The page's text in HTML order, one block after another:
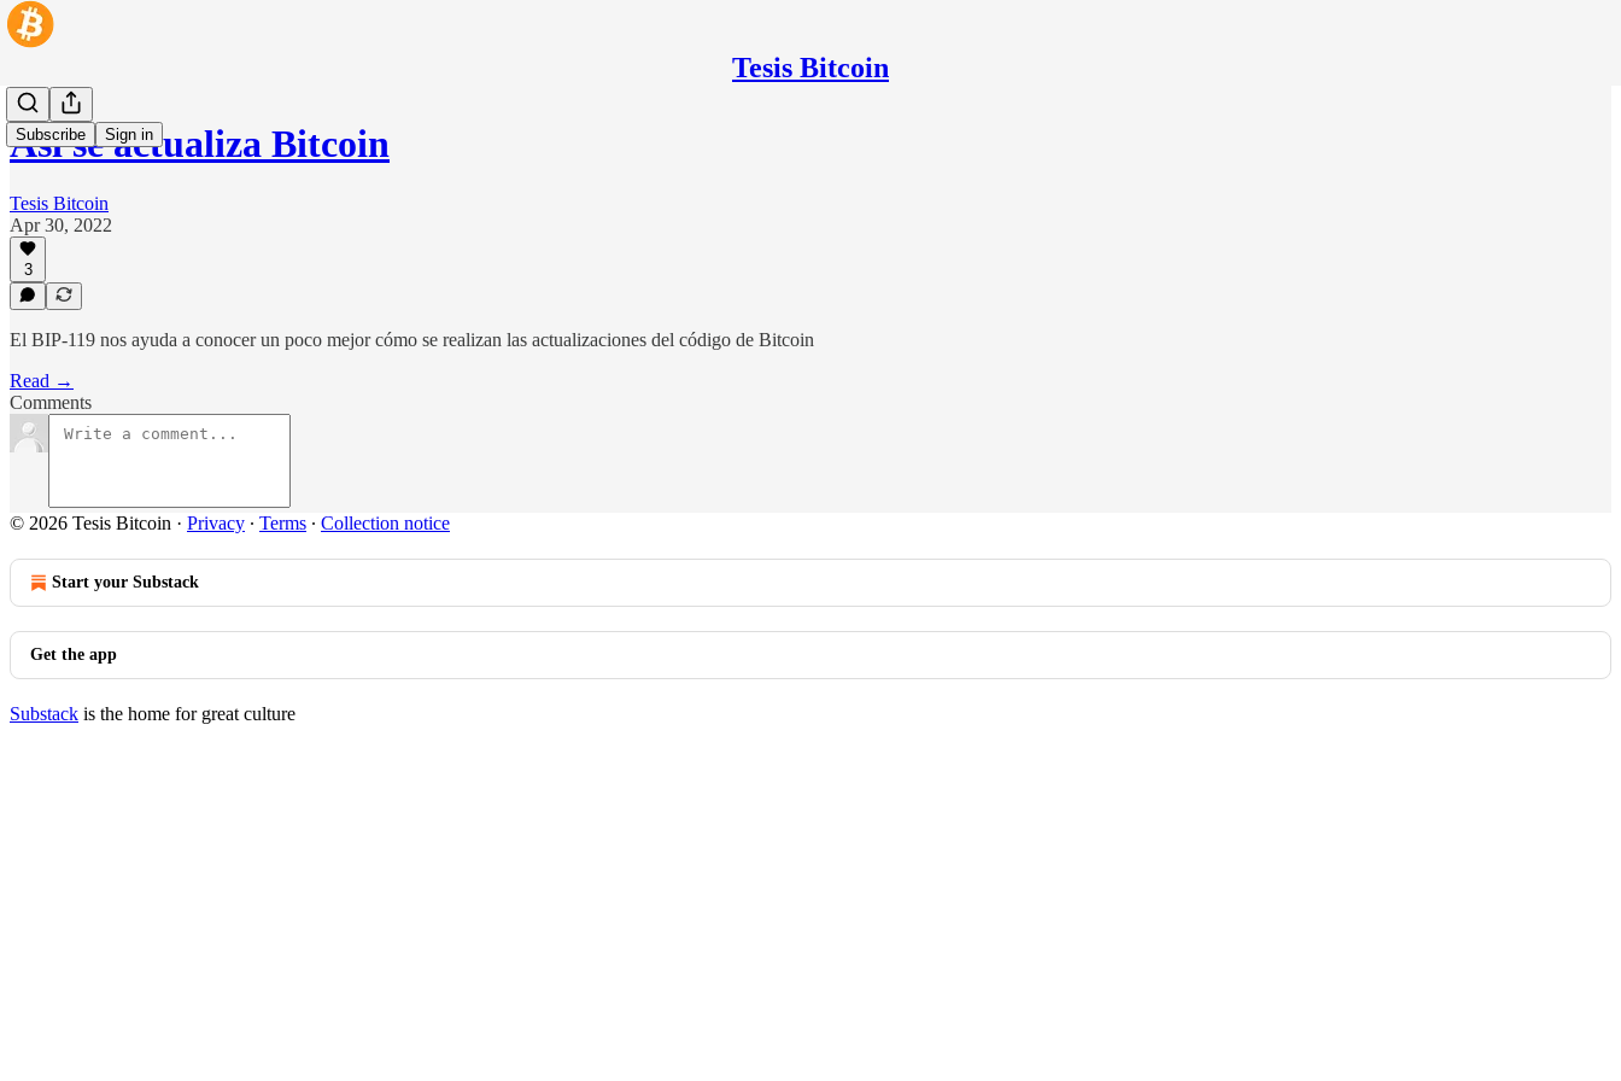
Tesis Bitcoin
Subscribe Sign in
Así se actualiza Bitcoin
Tesis Bitcoin
Apr 30, 2022
3
El BIP-119 nos ayuda a conocer un poco mejor cómo se realizan las actualizaciones del código de Bitcoin
Read →
Comments
© 2026 Tesis Bitcoin · Privacy ∙ Terms ∙ Collection notice
Start your Substack
Get the app
Substack is the home for great culture